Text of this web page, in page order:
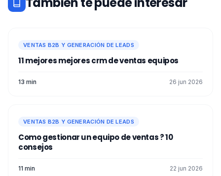
VENTAS B2B Y GENERACIÓN DE LEADS
11 mejores mejores crm de ventas​ equipos
13 min 26 jun 2026
VENTAS B2B Y GENERACIÓN DE LEADS
Como gestionar un equipo de ventas ? 10
consejos
11 min 22 jun 2026